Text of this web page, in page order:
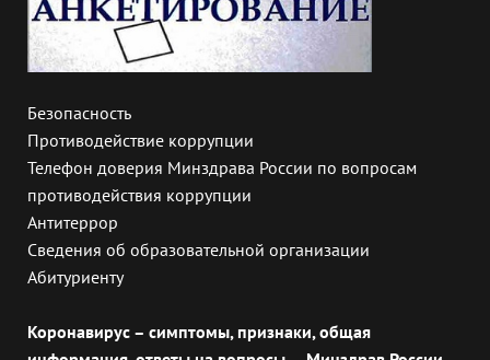
Безопасность
Противодействие коррупции
Телефон доверия Минздрава России по вопросам
противодействия коррупции
Антитеррор
Сведения об образовательной организации
Абитуриенту
Коронавирус – симптомы, признаки, общая